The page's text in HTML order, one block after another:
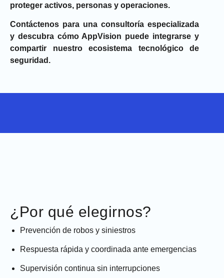
proteger activos, personas y operaciones.
Contáctenos para una consultoría especializada
y descubra cómo AppVision puede integrarse y
compartir nuestro ecosistema tecnológico de
seguridad.
¿Por qué elegirnos?
Prevención de robos y siniestros
Respuesta rápida y coordinada ante emergencias
Supervisión continua sin interrupciones